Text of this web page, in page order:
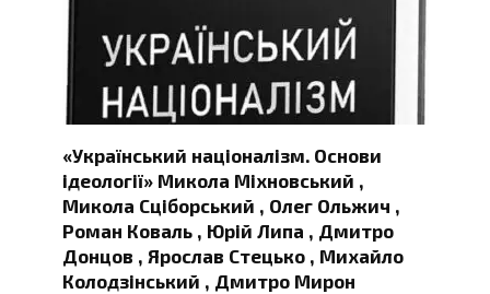
«Український націоналізм. Основи
ідеології» Микола Міхновський ,
Микола Сціборський , Олег Ольжич ,
Роман Коваль , Юрій Липа , Дмитро
Донцов , Ярослав Стецько , Михайло
Колодзінський , Дмитро Мирон